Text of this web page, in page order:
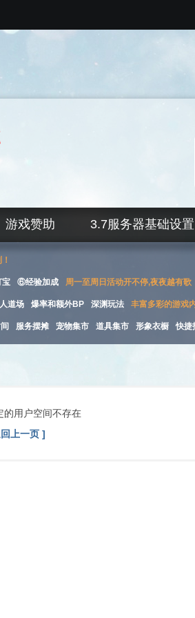
游戏赞助 3.7服务器基础设置
⑥经验加成 周一至周日活动开不停,夜夜越有歌
道场 爆率和额外BP 深渊玩法 丰富多彩的游戏
服务摆摊 宠物集市 道具集市 形象衣橱 快捷
的用户空间不存在
上一页 ]